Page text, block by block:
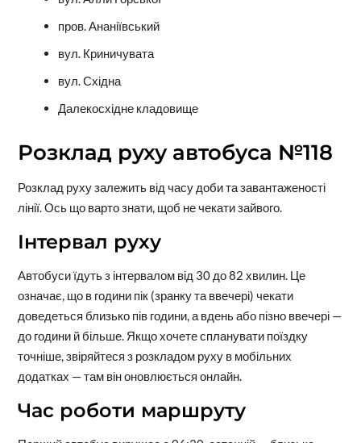
пров. Ананіївський
вул. Криничувата
вул. Східна
Далекосхідне кладовище
Розклад руху автобуса №118
Розклад руху залежить від часу доби та завантаженості
лінії. Ось що варто знати, щоб не чекати зайвого.
Інтервал руху
Автобуси їдуть з інтервалом від 30 до 82 хвилин. Це
означає, що в години пік (зранку та ввечері) чекати
доведеться близько пів години, а вдень або пізно ввечері —
до години й більше. Якщо хочете спланувати поїздку
точніше, звіряйтеся з розкладом руху в мобільних
додатках — там він оновлюється онлайн.
Час роботи маршруту